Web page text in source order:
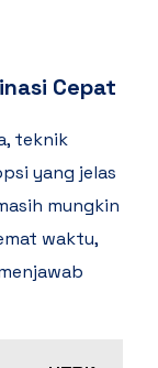
Cepat
teknik
yang jelas
mungkin
waktu,